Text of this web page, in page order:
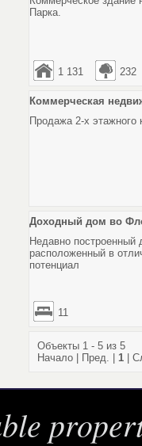
Парка.
1 131 232
Коммерческая
Продажа 2-х этажного
Доходный дом во
Недавно
расположенный в
потенциал
11
Объекты 1 - 5 из 5
Начало | Пред. | 1|